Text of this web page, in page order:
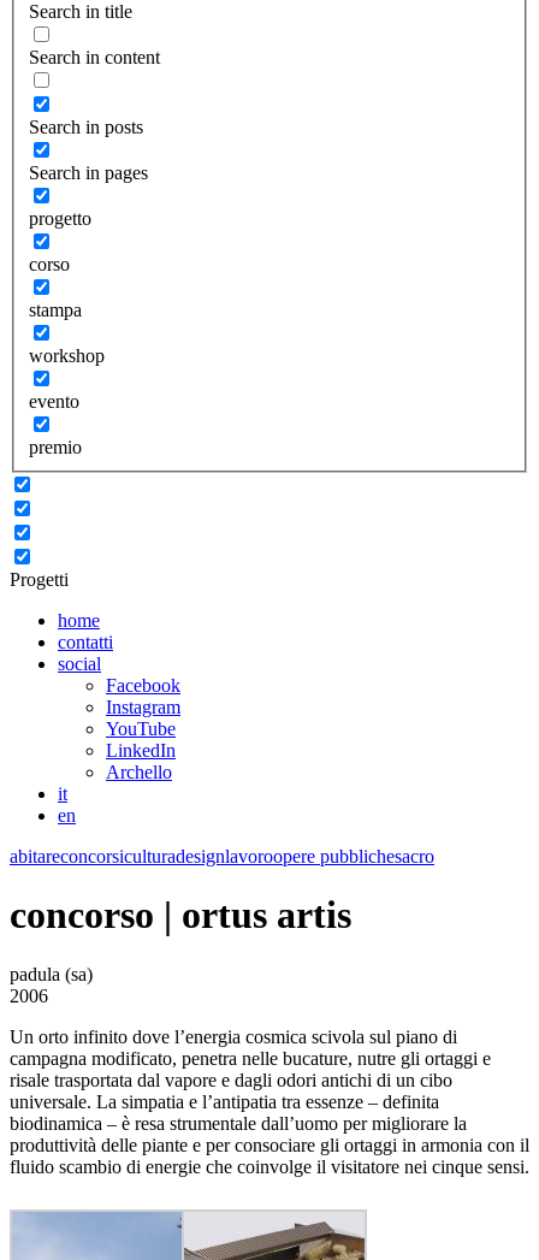
Search in title
Search in content
Search in posts
Search in pages
progetto
corso
stampa
workshop
evento
premio
Progetti
home
contatti
social
Facebook
Instagram
YouTube
LinkedIn
Archello
it
en
abitareconcorsiculturadesignlavoroopere pubblichesacro
concorso | ortus artis
padula (sa)
2006
Un orto infinito dove l’energia cosmica scivola sul piano di
campagna modificato, penetra nelle bucature, nutre gli ortaggi e
risale trasportata dal vapore e dagli odori antichi di un cibo
universale. La simpatia e l’antipatia tra essenze – definita
biodinamica – è resa strumentale dall’uomo per migliorare la
produttività delle piante e per consociare gli ortaggi in armonia con il
fluido scambio di energie che coinvolge il visitatore nei cinque sensi.